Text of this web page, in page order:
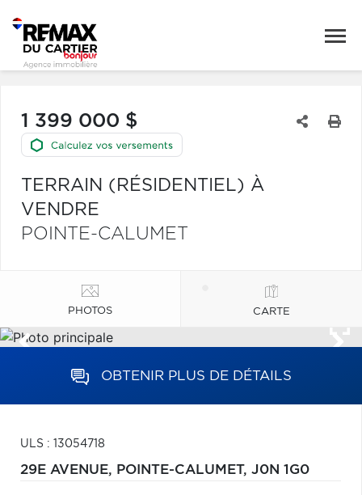
1 399 000 $
TERRAIN (RÉSIDENTIEL) À
VENDRE
POINTE-CALUMET
PHOTOS CARTE
OBTENIR PLUS DE DÉTAILS
ULS : 13054718
29E AVENUE, POINTE-CALUMET, J0N 1G0